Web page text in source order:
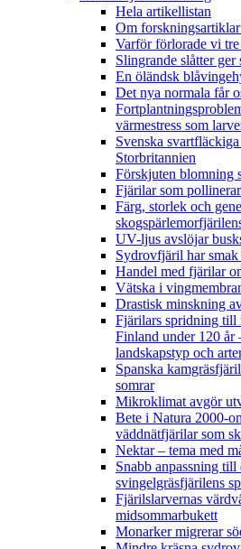
Hela artikellistan
Om
Varför förlorade vi
Slingrande slåtter ger
En öländsk
Det nya normala får
värmestress som
Svenska
Storbritannien
Förskjuten blomning
Fjärilar som
Färg, storlek och
UV-ljus avslöjar
Sydrovfjäril har
Handel med fjärilar
Vätska i
Drastisk minskning
Fjärilars spridning till
Finland under 120 år
landskapstyp och
Spanska
somrar
Mikroklimat avgör
Bete i Natura 2000-
väddnätfjärilar som
Nektar – tema med
Snabb anpassning
svingelgräsfjärilens
Fjärilslarvernas
midsommarbukett
Monarker migrerar